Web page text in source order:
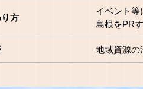
方
イベント等
島根をPR
地域資源の